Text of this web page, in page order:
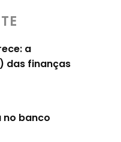
a
das finanças
no banco